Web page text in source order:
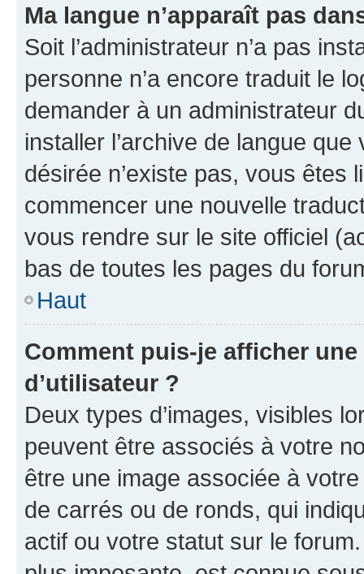
Ma langue n’apparaît pas
Soit l’administrateur n’a pas
personne n’a encore traduit le
demander à un administrateur
installer l’archive de langue
désirée n’existe pas, vous êtes
commencer une nouvelle
vous rendre sur le site officiel
bas de toutes les pages du
Haut
Comment puis-je afficher
d’utilisateur ?
Deux types d’images, visibles
peuvent être associés à votre
être une image associée à
de carrés ou de ronds, qui
actif ou votre statut sur le